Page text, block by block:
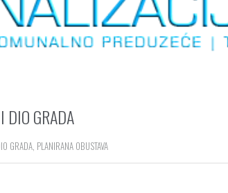
GRADA
GRADA, PLANIRANA OBUSTAVA